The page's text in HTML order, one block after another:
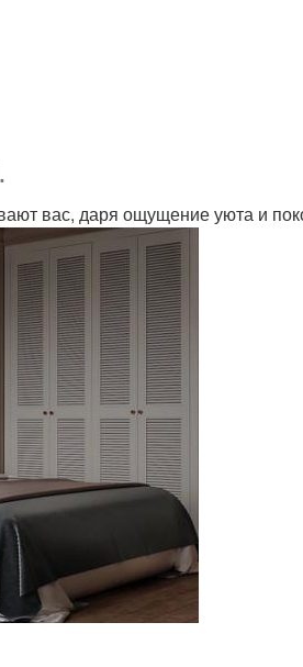
вас, даря ощущение уюта и